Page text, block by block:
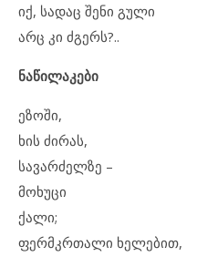
იქ, სადაც შენი გული
არც კი ძგერს?..
ნაწილაკები
ეზოში,
ხის ძირას,
სავარძელზე –
მოხუცი
ქალი;
ფერმკრთალი ხელებით,